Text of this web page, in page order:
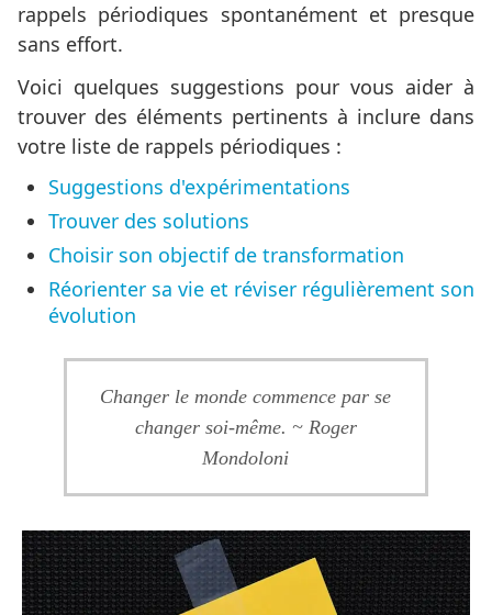
rappels périodiques spontanément et presque
sans effort.
Voici quelques suggestions pour vous aider à
trouver des éléments pertinents à inclure dans
votre liste de rappels périodiques :
Suggestions d'expérimentations
Trouver des solutions
Choisir son objectif de transformation
Réorienter sa vie et réviser régulièrement son
évolution
Changer le monde commence par se
changer soi-même. ~ Roger
Mondoloni